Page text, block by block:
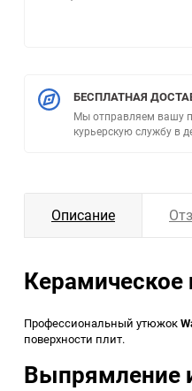
БЕСПЛАТНАЯ
Мы отправляем вашу
курьерскую службу в
Описание
Профессиональный утюжок
поверхности плит.
Выпрямление